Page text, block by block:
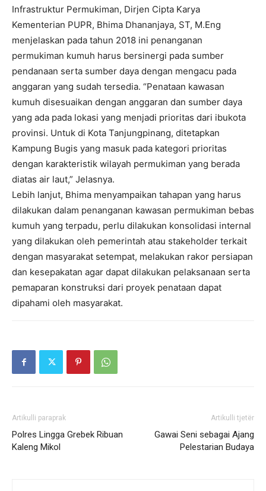
Infrastruktur Permukiman, Dirjen Cipta Karya
Kementerian PUPR, Bhima Dhananjaya, ST, M.Eng
menjelaskan pada tahun 2018 ini penanganan
permukiman kumuh harus bersinergi pada sumber
pendanaan serta sumber daya dengan mengacu pada
anggaran yang sudah tersedia. “Penataan kawasan
kumuh disesuaikan dengan anggaran dan sumber daya
yang ada pada lokasi yang menjadi prioritas dari ibukota
provinsi. Untuk di Kota Tanjungpinang, ditetapkan
Kampung Bugis yang masuk pada kategori prioritas
dengan karakteristik wilayah permukiman yang berada
diatas air laut,” Jelasnya.
Lebih lanjut, Bhima menyampaikan tahapan yang harus
dilakukan dalam penanganan kawasan permukiman bebas
kumuh yang terpadu, perlu dilakukan konsolidasi internal
yang dilakukan oleh pemerintah atau stakeholder terkait
dengan masyarakat setempat, melakukan rakor persiapan
dan kesepakatan agar dapat dilakukan pelaksanaan serta
pemaparan konstruksi dari proyek penataan dapat
dipahami oleh masyarakat.
Artikulli paraprak
Polres Lingga Grebek Ribuan
Kaleng Mikol
Artikulli tjetër
Gawai Seni sebagai Ajang
Pelestarian Budaya